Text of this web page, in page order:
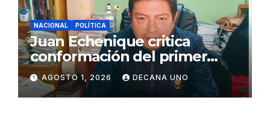
NACIONAL POLÍTICA
Juan Echenique critica
conformación del primer
gabinete ministerial de Keiko
Fujimori
AGOSTO 1, 2026 DECANA UNO